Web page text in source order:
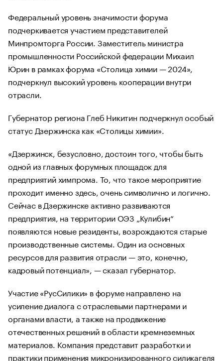
Федеральный уровень значимости форума
подчеркивается участием представителей
Минпромторга России. Заместитель министра
промышленности Российской федерации Михаил
Юрин в рамках форума «Столица химии — 2024»,
подчеркнул высокий уровень кооперации внутри
отрасли.
Губернатор региона Глеб Никитин подчеркнул особый
статус Дзержинска как «Столицы химии».
«Дзержинск, безусловно, достоин того, чтобы быть
одной из главных форумных площадок для
предприятий химпрома. То, что такое мероприятие
проходит именно здесь, очень символично и логично.
Сейчас в Дзержинске активно развиваются
предприятия, на территории ОЭЗ „Кулибин“
появляются новые резиденты, возрождаются старые
производственные системы. Один из основных
ресурсов для развития отрасли — это, конечно,
кадровый потенциал», — сказал губернатор.
Участие «РусСилики» в форуме направлено на
усиление диалога с отраслевыми партнерами и
органами власти, а также на продвижение
отечественных решений в области кремнеземных
материалов. Компания представит разработки и
практики применения микронизированного силикагеля